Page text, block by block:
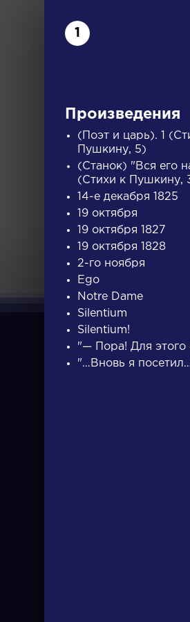
1
Произведения
(Поэт и царь). 1
Пушкину, 5)
(Станок) "Вся его
(Стихи к Пушкину,
14-е декабря 1825
19 октября
19 октября 1827
19 октября 1828
2-го ноября
Ego
Notre Dame
Silentium
Silentium!
"— Пора! Для этого
"…Вновь я